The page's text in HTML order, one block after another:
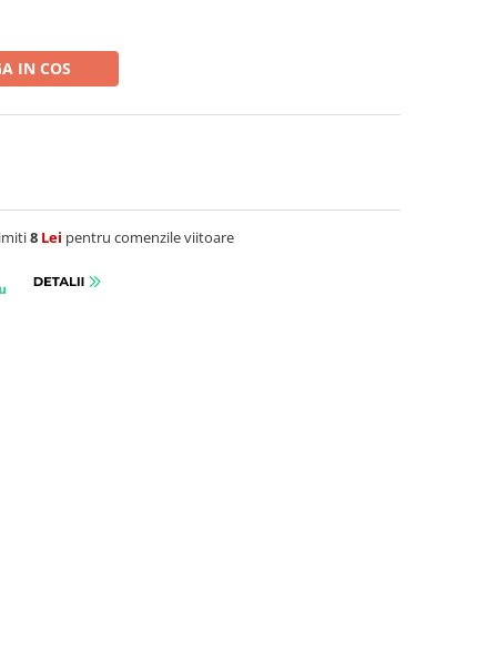
IN COS
8 Lei pentru comenzile viitoare